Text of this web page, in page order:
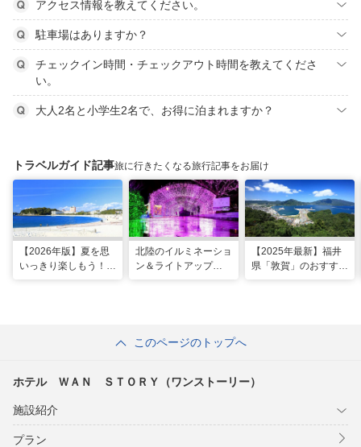
アクセス情報を教えてください。
駐車場はありますか？
チェックイン時間・チェックアウト時間を教えてくださ
い。
大人2名と小学生2名で、お得に泊まれますか？
トラベルガイド記事旅に行きたくなる旅行記事をお届け
【2026年版】夏を思
いっきり楽しもう！関
北陸のイルミネーショ
ン＆ライトアップ
【2025年最新】福井
県「敦賀」のおすすめ
このページのトップへ
ホテル ＷＡＮ ＳＴＯＲＹ（ワンストーリー）
施設紹介
プラン